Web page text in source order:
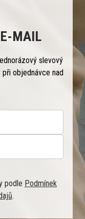
MAIL
slevový
objednávce nad
podle Podmínek
.